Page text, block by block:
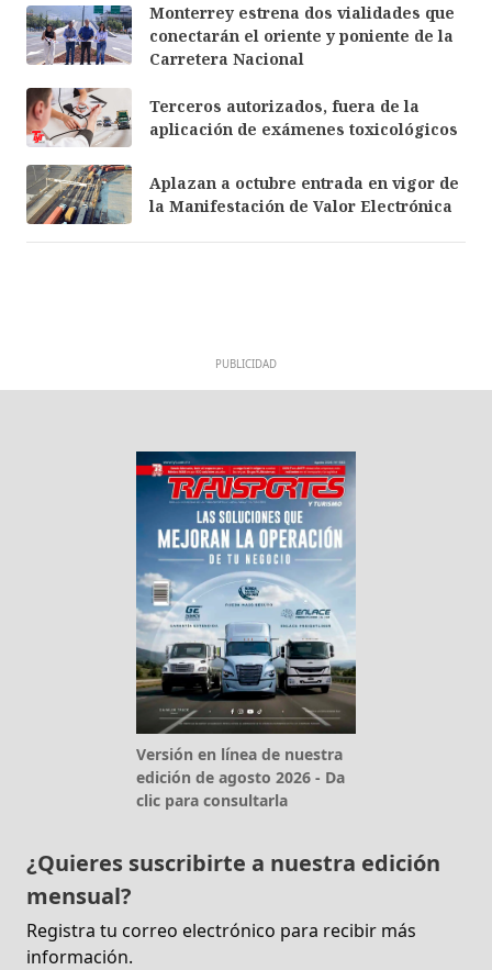
Monterrey estrena dos vialidades que
conectarán el oriente y poniente de la
Carretera Nacional
Terceros autorizados, fuera de la
aplicación de exámenes toxicológicos
Aplazan a octubre entrada en vigor de
la Manifestación de Valor Electrónica
PUBLICIDAD
Versión en línea de nuestra
edición de agosto 2026 - Da
clic para consultarla
¿Quieres suscribirte a nuestra edición
mensual?
Registra tu correo electrónico para recibir más
información.